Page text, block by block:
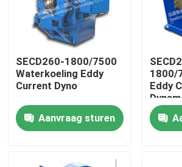
Neem contact met ons op
Nieuws
Gevallen
Torsiedynamometer
Hoge snelheidsdynamometer
SECD260-1800/7500
Waterkoeling Eddy
Current Dyno
Aanvraag sturen
1800/
Eddy